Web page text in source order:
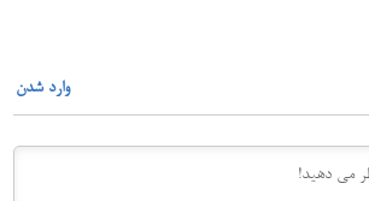
وارد شدن